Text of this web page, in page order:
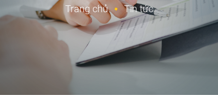
Trang chủ Tin tức